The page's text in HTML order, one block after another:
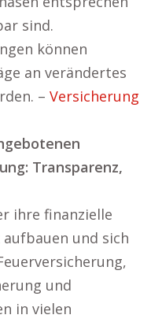
sind.
können
an verändertes
– Versicherung
Transparenz,
ihre finanzielle
und sich
und
in vielen